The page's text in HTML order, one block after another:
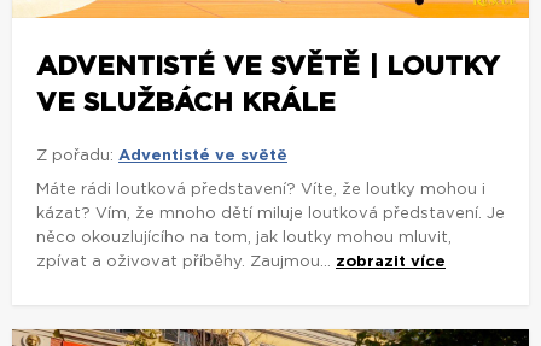
ADVENTISTÉ VE SVĚTĚ | LOUTKY
VE SLUŽBÁCH KRÁLE
Z pořadu: Adventisté ve světě
Máte rádi loutková představení? Víte, že loutky mohou i
kázat? Vím, že mnoho dětí miluje loutková představení. Je
něco okouzlujícího na tom, jak loutky mohou mluvit,
zpívat a oživovat příběhy. Zaujmou... zobrazit více